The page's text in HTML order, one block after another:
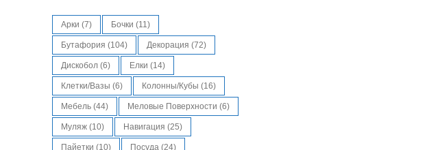
Арки (7) Бочки (11)
Бутафория (104) Декорация (72)
Дискобол (6) Елки (14)
Клетки/Вазы (6) Колонны/кубы (16)
Мебель (44) Меловые Поверхности (6)
Муляж (10) Навигация (25)
Пайетки (10) Посуда (24)